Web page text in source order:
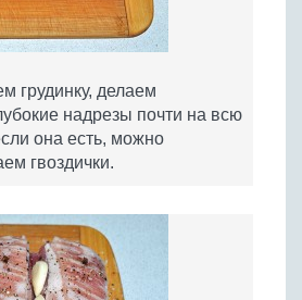
грудинку, делаем
надрезы почти на всю
она есть, можно
гвоздички.